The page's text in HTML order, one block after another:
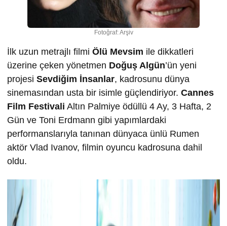
Fotoğraf: Arşiv
İlk uzun metrajlı filmi Ölü Mevsim ile dikkatleri
üzerine çeken yönetmen Doğuş Algün’ün yeni
projesi Sevdiğim İnsanlar, kadrosunu dünya
sinemasından usta bir isimle güçlendiriyor. Cannes
Film Festivali Altın Palmiye ödüllü 4 Ay, 3 Hafta, 2
Gün ve Toni Erdmann gibi yapımlardaki
performanslarıyla tanınan dünyaca ünlü Rumen
aktör Vlad Ivanov, filmin oyuncu kadrosuna dahil
oldu.